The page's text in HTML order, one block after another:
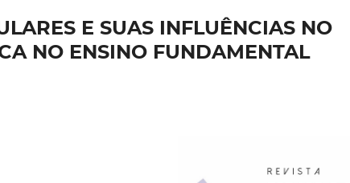
E SUAS INFLUÊNCIAS NO
NO ENSINO FUNDAMENTAL